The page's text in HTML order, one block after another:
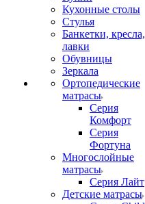
Кухонные столы
Стулья
Банкетки, кресла,
лавки
Обувницы
Зеркала
Ортопедические
матрасы
Серия
Комфорт
Серия
Фортуна
Многослойные
матрасы
Серия Лайт
Детские матрасы